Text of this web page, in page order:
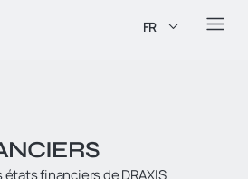
FR
financiers de DRAXIS